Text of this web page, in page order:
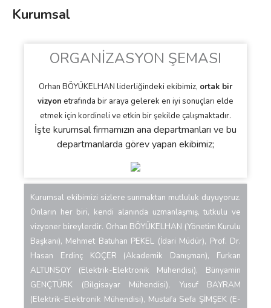
Kurumsal
ORGANİZASYON ŞEMASI
Orhan BÖYÜKELHAN liderliğindeki ekibimiz, ortak bir
vizyon etrafında bir araya gelerek en iyi sonuçları elde
etmek için kordineli ve etkin bir şekilde çalışmaktadır.
İşte kurumsal firmamızın ana departmanları ve bu
departmanlarda görev yapan ekibimiz;
Kurumsal ekibimizi sizlere sunmaktan mutluluk duyuyoruz.
Onların her biri, kendi alanında uzmanlaşmış, tutkulu ve
vizyoner bireylerdir. Orhan BÖYÜKELHAN (Yönetim Kurulu
Başkanı), Mehmet Batuhan PEKEL (İdari Müdür), Prof. Dr.
Hasan Erdinç KOÇER (Akademik Danışman), Furkan
ALTUNSOY (Elektrik-Elektronik Mühendisi), Bünyamin
GENÇTÜRK (Bilgisayar Mühendisi), Yusuf BAYRAM
(Elektrik-Elektronik Mühendisi), Mustafa Sefa ŞİMŞEK (E-